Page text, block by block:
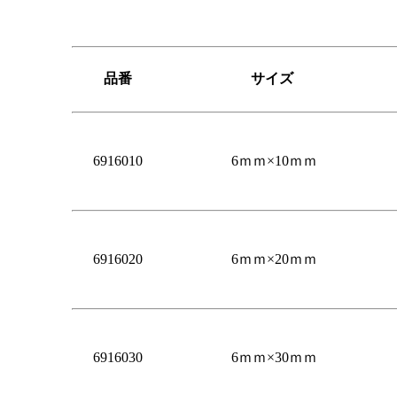
品番 サイズ
6916010 6ｍｍ×10ｍｍ
6916020 6ｍｍ×20ｍｍ
6916030 6ｍｍ×30ｍｍ